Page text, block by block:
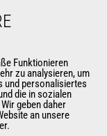
Funktionieren
zu analysieren, um
und personalisiertes
die in sozialen
geben daher
an unsere